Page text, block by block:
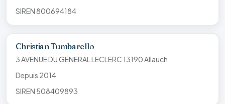
SIREN 800694184
Christian Tumbarello
3 AVENUE DU GENERAL LECLERC 13190 Allauch
Depuis 2014
SIREN 508409893